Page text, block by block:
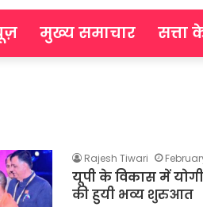
मुख्य समाचार सत्ता
Rajesh Tiwari
यूपी के विकास में
की हुयी भव्य शुरुआत